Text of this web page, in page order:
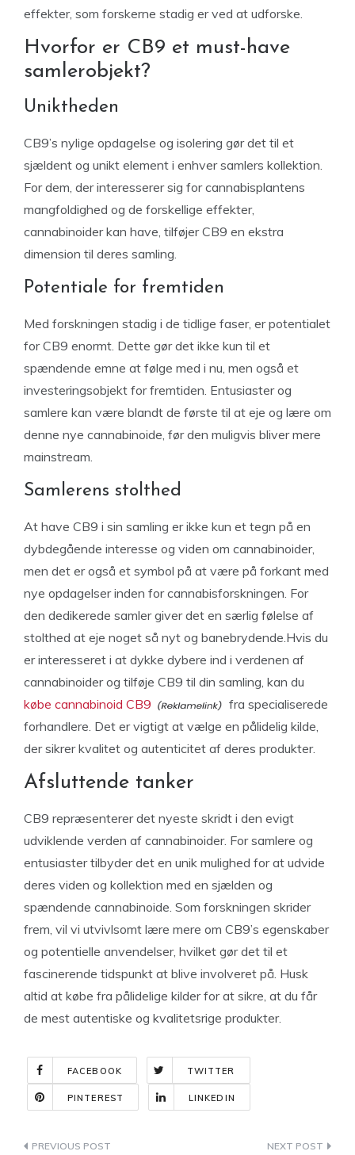
effekter, som forskerne stadig er ved at udforske.
Hvorfor er CB9 et must-have
samlerobjekt?
Uniktheden
CB9’s nylige opdagelse og isolering gør det til et
sjældent og unikt element i enhver samlers kollektion.
For dem, der interesserer sig for cannabisplantens
mangfoldighed og de forskellige effekter,
cannabinoider kan have, tilføjer CB9 en ekstra
dimension til deres samling.
Potentiale for fremtiden
Med forskningen stadig i de tidlige faser, er potentialet
for CB9 enormt. Dette gør det ikke kun til et
spændende emne at følge med i nu, men også et
investeringsobjekt for fremtiden. Entusiaster og
samlere kan være blandt de første til at eje og lære om
denne nye cannabinoide, før den muligvis bliver mere
mainstream.
Samlerens stolthed
At have CB9 i sin samling er ikke kun et tegn på en
dybdegående interesse og viden om cannabinoider,
men det er også et symbol på at være på forkant med
nye opdagelser inden for cannabisforskningen. For
den dedikerede samler giver det en særlig følelse af
stolthed at eje noget så nyt og banebrydende.Hvis du
er interesseret i at dykke dybere ind i verdenen af
cannabinoider og tilføje CB9 til din samling, kan du
købe cannabinoid CB9
fra specialiserede
forhandlere. Det er vigtigt at vælge en pålidelig kilde,
der sikrer kvalitet og autenticitet af deres produkter.
Afsluttende tanker
CB9 repræsenterer det nyeste skridt i den evigt
udviklende verden af cannabinoider. For samlere og
entusiaster tilbyder det en unik mulighed for at udvide
deres viden og kollektion med en sjælden og
spændende cannabinoide. Som forskningen skrider
frem, vil vi utvivlsomt lære mere om CB9’s egenskaber
og potentielle anvendelser, hvilket gør det til et
fascinerende tidspunkt at blive involveret på. Husk
altid at købe fra pålidelige kilder for at sikre, at du får
de mest autentiske og kvalitetsrige produkter.
FACEBOOK TWITTER
PINTEREST LINKEDIN
Indlægsnavigation